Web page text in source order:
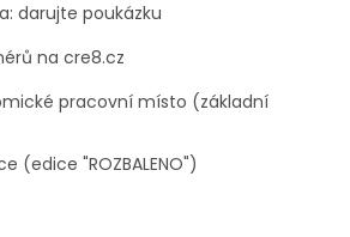
darujte poukázku
na cre8.cz
pracovní místo (základní
(edice "ROZBALENO")